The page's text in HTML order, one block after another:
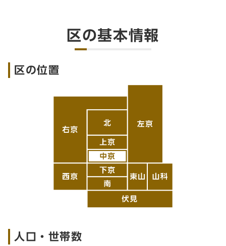
区の基本情報
区の位置
人口・世帯数